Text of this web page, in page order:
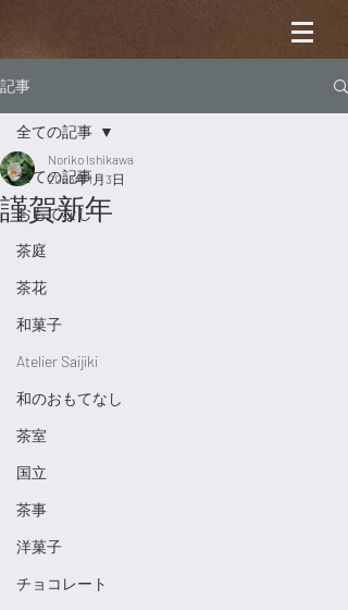
記事
全ての記事
おもてなし
茶庭
茶花
和菓子
Atelier Saijiki
和のおもてなし
茶室
国立
茶事
洋菓子
チョコレート
全ての記事
謹賀新年
Noriko Ishikawa
2023年1月3日